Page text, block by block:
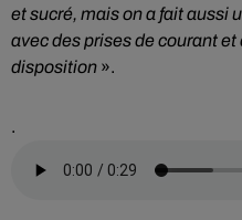
et sucré, mais on a fait aussi
avec des prises de courant
disposition ».
.